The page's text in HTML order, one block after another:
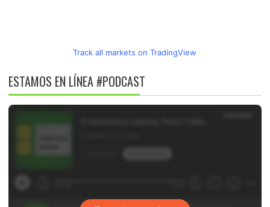
Track all markets on TradingView
ESTAMOS EN LÍNEA #PODCAST